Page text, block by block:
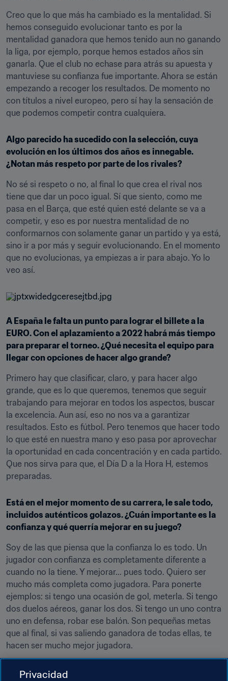
Creo que lo que más ha cambiado es la mentalidad. Si
hemos conseguido evolucionar tanto es por la
mentalidad ganadora que hemos tenido aun no ganando
la liga, por ejemplo, porque hemos estados años sin
ganarla. Que el club no echase para atrás su apuesta y
mantuviese su confianza fue importante. Ahora se están
empezando a recoger los resultados. De momento no
con títulos a nivel europeo, pero sí hay la sensación de
que podemos competir contra cualquiera.
Algo parecido ha sucedido con la selección, cuya
evolución en los últimos dos años es innegable.
¿Notan más respeto por parte de los rivales?
No sé si respeto o no, al final lo que crea el rival nos
tiene que dar un poco igual. Sí que siento, como me
pasa en el Barça, que esté quien esté delante se va a
competir, y eso es por nuestra mentalidad de no
conformarnos con solamente ganar un partido y ya está,
sino ir a por más y seguir evolucionando. En el momento
que no evolucionas, ya empiezas a ir para abajo. Yo lo
veo así.
A España le falta un punto para lograr el billete a la
EURO. Con el aplazamiento a 2022 habrá más tiempo
para preparar el torneo. ¿Qué necesita el equipo para
llegar con opciones de hacer algo grande?
Primero hay que clasificar, claro, y para hacer algo
grande, que es lo que queremos, tenemos que seguir
trabajando para mejorar en todos los aspectos, buscar
la excelencia. Aun así, eso no nos va a garantizar
resultados. Esto es fútbol. Pero tenemos que hacer todo
lo que esté en nuestra mano y eso pasa por aprovechar
la oportunidad en cada concentración y en cada partido.
Que nos sirva para que, el Día D a la Hora H, estemos
preparadas.
Está en el mejor momento de su carrera, le sale todo,
incluidos auténticos golazos. ¿Cuán importante es la
confianza y qué querría mejorar en su juego?
Soy de las que piensa que la confianza lo es todo. Un
jugador con confianza es completamente diferente a
cuando no la tiene. Y mejorar... pues todo. Quiero ser
mucho más completa como jugadora. Para ponerte
ejemplos: si tengo una ocasión de gol, meterla. Si tengo
dos duelos aéreos, ganar los dos. Si tengo un uno contra
uno en defensa, robar ese balón. Son pequeñas metas
que al final, si vas saliendo ganadora de todas ellas, te
hacen ser mucho mejor jugadora.
Para terminar, ¿qué le pide a 2021?
Privacidad